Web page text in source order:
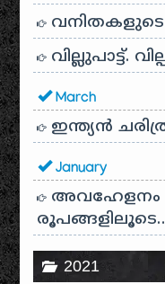
വനിതകളുടെ
വില്ലുപാട്ട്.
March
ഇന്ത്യൻ
January
2021